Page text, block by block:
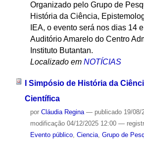
Organizado pelo Grupo de
História da Ciência,
IEA, o evento será nos dias 14
Auditório Amarelo do Centro
Instituto Butantan.
Localizado em NOTÍCIAS
I Simpósio de História da
Científica
por Cláudia Regina — publicado19/08/
modificação04/12/2025 12:00 —
Evento público, Ciencia, Grupo de